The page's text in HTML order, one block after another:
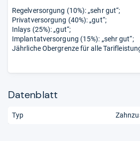
Regelversorgung (10%): „sehr gut“;
Privatversorgung (40%): „gut“;
Inlays (25%): „gut“;
Implantatversorgung (15%): „sehr gut“;
Jährliche Obergrenze für alle
Datenblatt
Typ